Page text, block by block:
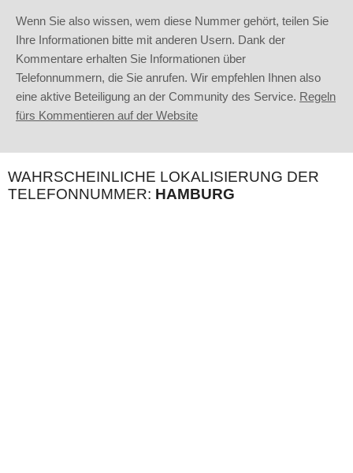
Wenn Sie also wissen, wem diese Nummer gehört, teilen Sie
Ihre Informationen bitte mit anderen Usern. Dank der
Kommentare erhalten Sie Informationen über
Telefonnummern, die Sie anrufen. Wir empfehlen Ihnen also
eine aktive Beteiligung an der Community des Service. Regeln
fürs Kommentieren auf der Website
WAHRSCHEINLICHE LOKALISIERUNG DER
TELEFONNUMMER: HAMBURG